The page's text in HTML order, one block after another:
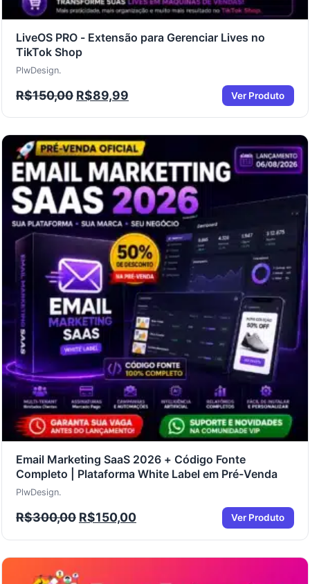
LiveOS PRO - Extensão para Gerenciar Lives no
TikTok Shop
PlwDesign.
R$150,00 R$89,99 Ver Produto
Email Marketing SaaS 2026 + Código Fonte
Completo | Plataforma White Label em Pré-Venda
PlwDesign.
R$300,00 R$150,00 Ver Produto